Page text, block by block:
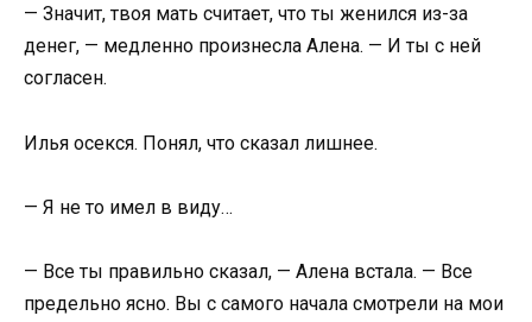
— Значит, твоя мать считает, что ты женился из-за
денег, — медленно произнесла Алена. — И ты с ней
согласен.
Илья осекся. Понял, что сказал лишнее.
— Я не то имел в виду…
— Все ты правильно сказал, — Алена встала. — Все
предельно ясно. Вы с самого начала смотрели на мои